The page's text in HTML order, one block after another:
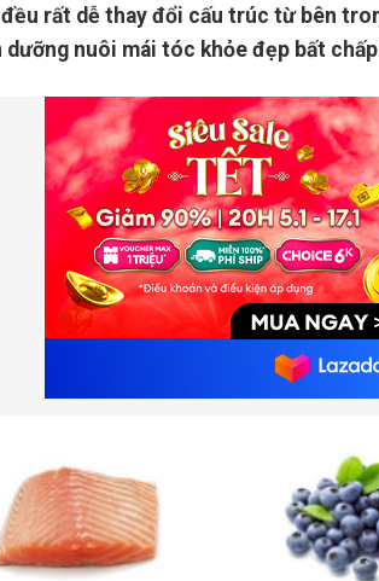
rất dễ thay đổi cấu trúc từ bên
dưỡng nuôi mái tóc khỏe đẹp bất